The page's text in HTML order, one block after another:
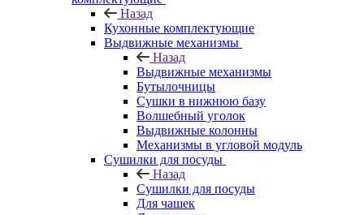
Назад
Кухонные комплектующие
Выдвижные механизмы
Назад
Выдвижные механизмы
Бутылочницы
Сушки в нижнюю базу
Волшебный уголок
Выдвижные колонны
Механизмы в угловой модуль
Сушилки для посуды
Назад
Сушилки для посуды
Для чашек